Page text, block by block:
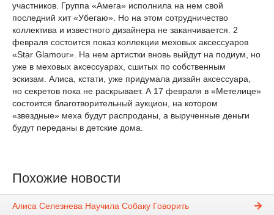
участников. Группа «Амега» исполнила на нем свой
последний хит «Убегаю». Но на этом сотрудничество
коллектива и известного дизайнера не заканчивается. 2
февраля состоится показ коллекции меховых аксессуаров
«Star Glamour». На нем артистки вновь выйдут на подиум, но
уже в меховых аксессуарах, сшитых по собственным
эскизам. Алиса, кстати, уже придумала дизайн аксессуара,
но секретов пока не раскрывает. А 17 февраля в «Метелице»
состоится благотворительный аукцион, на котором
«звездные» меха будут распроданы, а вырученные деньги
будут переданы в детские дома.
Похожие новости
Алиса Селезнева Научила Собаку Говорить